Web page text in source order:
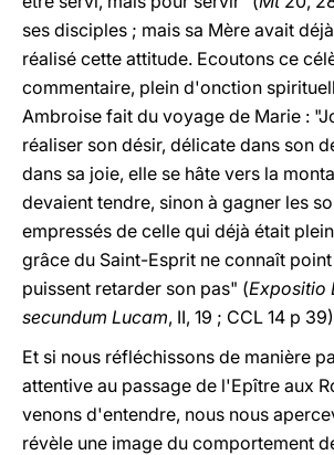
ses disciples ; mais sa Mère avait
réalisé cette attitude. Ecoutons ce
commentaire, plein d'onction
Ambroise fait du voyage de Marie :
réaliser son désir, délicate dans son
dans sa joie, elle se hâte vers la
devaient tendre, sinon à gagner les
empressés de celle qui déjà était
grâce du Saint-Esprit ne connaît
puissent retarder son pas" (Expositio
secundum Lucam, II, 19 ; CCL 14 p
Et si nous réfléchissons de manière
attentive au passage de l'Epître aux
venons d'entendre, nous nous
révèle une image du comportement